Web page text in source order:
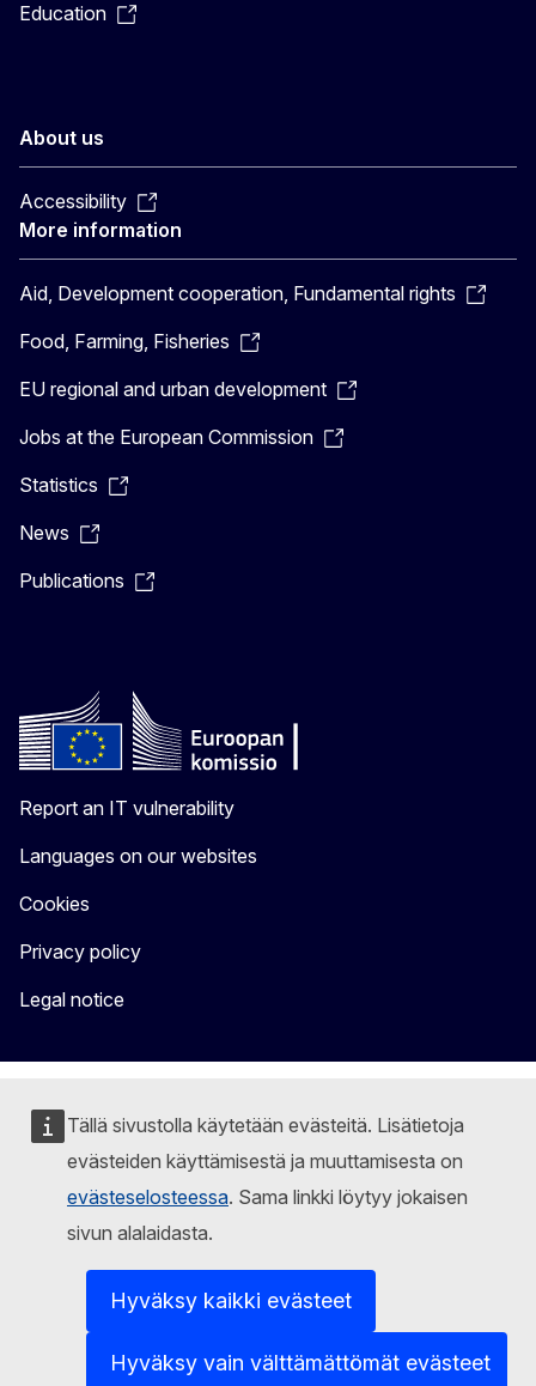
Tällä sivustolla käytetään evästeitä. Lisätietoja
evästeiden käyttämisestä ja muuttamisesta on
evästeselosteessa. Sama linkki löytyy jokaisen
sivun alalaidasta.
Hyväksy kaikki evästeet
Hyväksy vain välttämättömät evästeet
Education
About us
Accessibility
More information
Aid, Development cooperation, Fundamental rights
Food, Farming, Fisheries
EU regional and urban development
Jobs at the European Commission
Statistics
News
Publications
Report an IT vulnerability
Languages on our websites
Cookies
Privacy policy
Legal notice